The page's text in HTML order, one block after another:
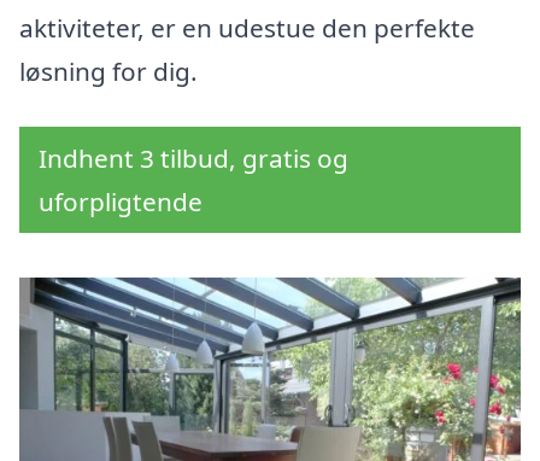
aktiviteter, er en udestue den perfekte
løsning for dig.
Indhent 3 tilbud, gratis og
uforpligtende